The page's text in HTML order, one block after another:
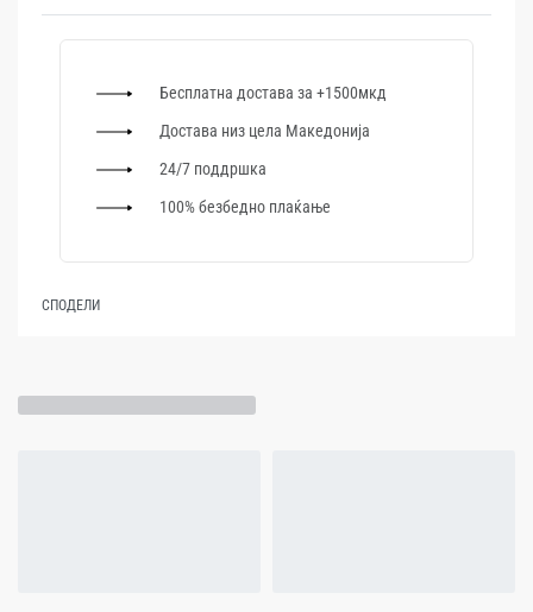
Бесплатна достава за +1500мкд
Достава низ цела Македонија
24/7 поддршка
100% безбедно плаќање
СПОДЕЛИ